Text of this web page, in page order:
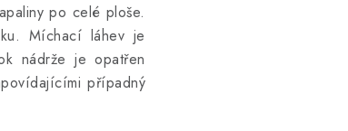
po celé ploše.
Míchací láhev je
nádrže je opatřen
případný